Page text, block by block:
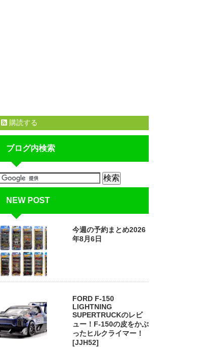
購読する
ブログ内検索
NEW POST
今週の予約まとめ2026
年8月6日
FORD F-150
LIGHTNING
SUPERTRUCKのレビ
ュー！F-150の皮をかぶ
ったヒルクライマー！
[JJH52]